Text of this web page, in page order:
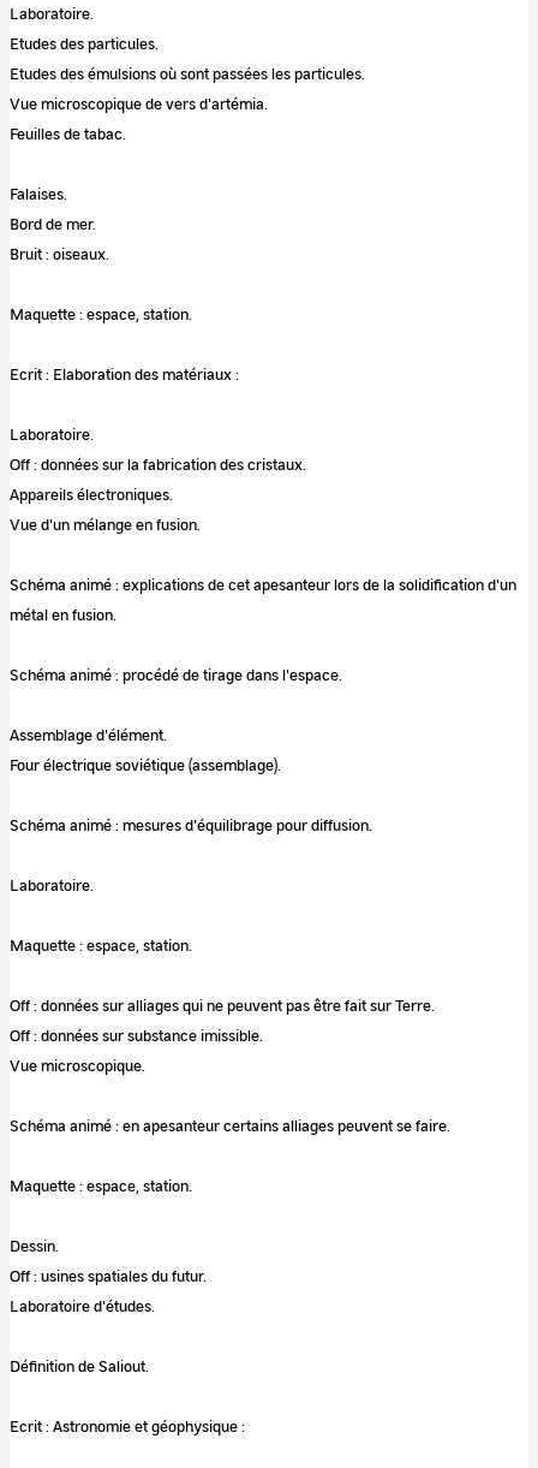
Laboratoire.
Etudes des particules.
Etudes des émulsions où sont passées les particules.
Vue microscopique de vers d'artémia.
Feuilles de tabac.
Falaises.
Bord de mer.
Bruit : oiseaux.
Maquette : espace, station.
Ecrit : Elaboration des matériaux :
Laboratoire.
Off : données sur la fabrication des cristaux.
Appareils électroniques.
Vue d'un mélange en fusion.
Schéma animé : explications de cet apesanteur lors de la solidification d'un
métal en fusion.
Schéma animé : procédé de tirage dans l'espace.
Assemblage d'élément.
Four électrique soviétique (assemblage).
Schéma animé : mesures d'équilibrage pour diffusion.
Laboratoire.
Maquette : espace, station.
Off : données sur alliages qui ne peuvent pas être fait sur Terre.
Off : données sur substance imissible.
Vue microscopique.
Schéma animé : en apesanteur certains alliages peuvent se faire.
Maquette : espace, station.
Dessin.
Off : usines spatiales du futur.
Laboratoire d'études.
Définition de Saliout.
Ecrit : Astronomie et géophysique :